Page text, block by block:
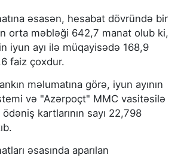
əsasən, hesabat dövründə bir
orta məbləği 642,7 manat olub ki,
iyun ayı ilə müqayisədə 168,9
faiz çoxdur.
məlumatına görə, iyun ayının
və "Azərpoçt" MMC vasitəsilə
kartlarının sayı 22,798
əsasında aparılan